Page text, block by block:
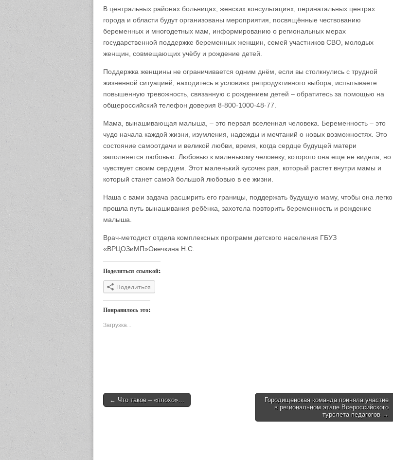
В центральных районах больницах, женских консультациях, перинатальных центрах
города и области будут организованы мероприятия, посвящённые чествованию
беременных и многодетных мам, информированию о региональных мерах
государственной поддержке беременных женщин, семей участников СВО, молодых
женщин, совмещающих учёбу и рождение детей.
Поддержка женщины не ограничивается одним днём, если вы столкнулись с трудной
жизненной ситуацией, находитесь в условиях репродуктивного выбора, испытываете
повышенную тревожность, связанную с рождением детей – обратитесь за помощью на
общероссийский телефон доверия 8-800-1000-48-77.
Мама, вынашивающая малыша, – это первая вселенная человека. Беременность – это
чудо начала каждой жизни, изумления, надежды и мечтаний о новых возможностях. Это
состояние самоотдачи и великой любви, время, когда сердце будущей матери
заполняется любовью. Любовью к маленькому человеку, которого она еще не видела, но
чувствует своим сердцем. Этот маленький кусочек рая, который растет внутри мамы и
который станет самой большой любовью в ее жизни.
Наша с вами задача расширить его границы, поддержать будущую маму, чтобы она легко
прошла путь вынашивания ребёнка, захотела повторить беременность и рождение
малыша.
Врач-методист отдела комплексных программ детского населения ГБУЗ
«ВРЦОЗиМП»Овечкина Н.С.
Поделиться ссылкой:
Поделиться
Понравилось это:
Загрузка...
Post navigation
← Что такое – «плохо»…
Городищенская команда приняла участие
в региональном этапе Всероссийского
турслета педагогов →